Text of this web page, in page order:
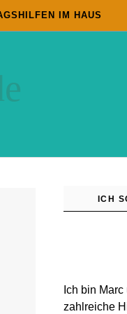
IM HAUS
ICH
Ich bin
zahlreiche